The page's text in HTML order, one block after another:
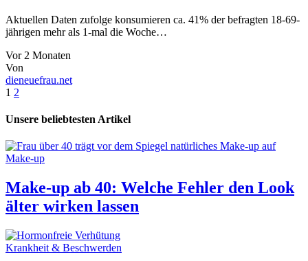
Aktuellen Daten zufolge konsumieren ca. 41% der befragten 18-69-
jährigen mehr als 1-mal die Woche…
Vor 2 Monaten
Von
dieneuefrau.net
1 2
Unsere beliebtesten Artikel
Make-up
Make-up ab 40: Welche Fehler den Look
älter wirken lassen
Krankheit & Beschwerden